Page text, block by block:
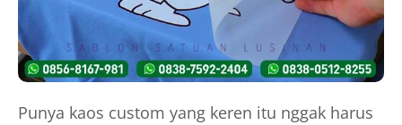
Punya kaos custom yang keren itu nggak harus